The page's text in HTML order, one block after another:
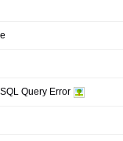
Query Error